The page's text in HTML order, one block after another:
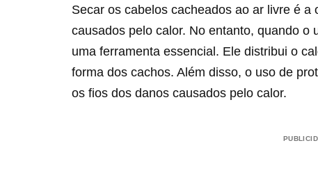
Secar os cabelos cacheados ao ar livre é
causados pelo calor. No entanto, quando o
uma ferramenta essencial. Ele distribui o
forma dos cachos. Além disso, o uso de
os fios dos danos causados pelo calor.